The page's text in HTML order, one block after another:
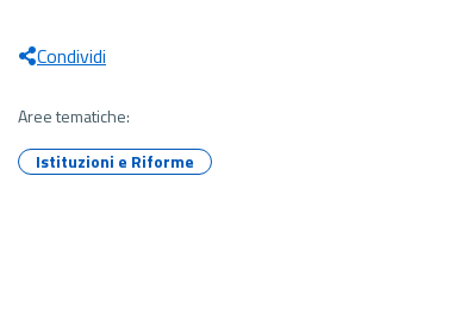
Condividi
Aree tematiche:
Istituzioni e Riforme